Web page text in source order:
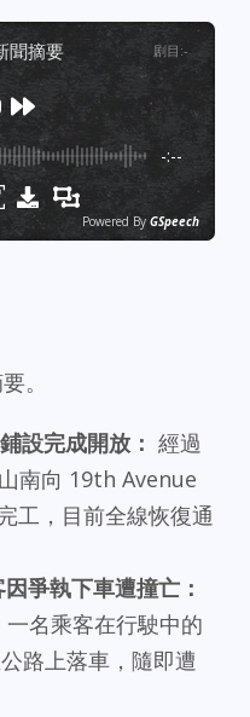
聞摘要 剧目 :-
-:--
Powered By GSpeech
。
設完成開放： 經過
南向 19th Avenue
工，目前全線恢復通
爭執下車遭撞亡：
名乘客在行駛中的
路上落車，隨即遭